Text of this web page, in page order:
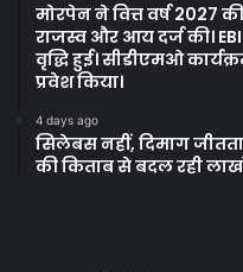
मोरपेन ने वित्त वर्ष 2027
राजस्व और आय दर्ज की।
वृद्धि हुई। सीडीएमओ
प्रवेश किया।
4 days ago
सिलेबस नहीं, दिमाग जीतता
की किताब से बदल रही